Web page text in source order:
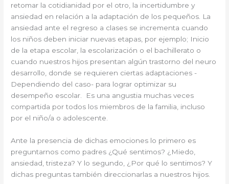
retomar la cotidianidad por el otro, la incertidumbre y
ansiedad en relación a la adaptación de los pequeños. La
ansiedad ante el regreso a clases se incrementa cuando
los niños deben iniciar nuevas etapas, por ejemplo; Inicio
de la etapa escolar, la escolarización o el bachillerato o
cuando nuestros hijos presentan algún trastorno del neuro
desarrollo, donde se requieren ciertas adaptaciones -
Dependiendo del caso- para lograr optimizar su
desempeño escolar. Es una angustia muchas veces
compartida por todos los miembros de la familia, incluso
por el niño/a o adolescente.
Ante la presencia de dichas emociones lo primero es
preguntarnos como padres ¿Qué sentimos? ¿Miedo,
ansiedad, tristeza? Y lo segundo, ¿Por qué lo sentimos? Y
dichas preguntas también direccionarlas a nuestros hijos.